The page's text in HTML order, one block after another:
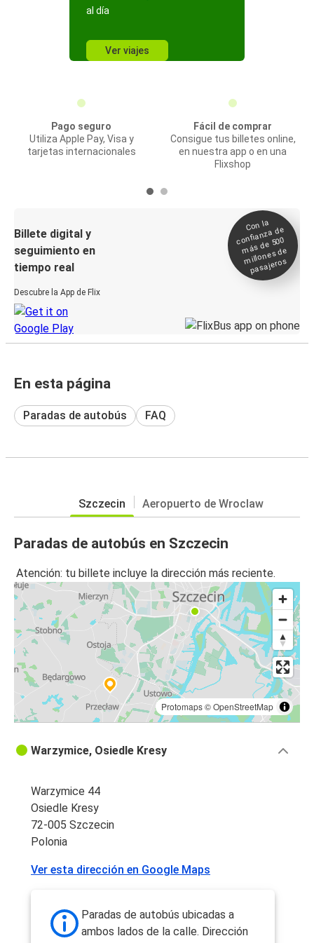
al día
Ver viajes
Pago seguro
Utiliza Apple Pay, Visa y
tarjetas internacionales
Fácil de comprar
Consigue tus billetes online,
en nuestra app o en una
Flixshop
Billete digital y
seguimiento en
tiempo real
Descubre la App de Flix
Con la
confianza de
más de 500
millones de
pasajeros
En esta página
Paradas de autobús FAQ
Szczecin Aeropuerto de Wroclaw
Paradas de autobús en Szczecin
Atención: tu billete incluye la dirección más reciente.
Protomaps©OpenStreetMap
Warzymice, Osiedle Kresy
Warzymice 44
Osiedle Kresy
72-005 Szczecin
Polonia
Ver esta dirección en Google Maps
Paradas de autobús ubicadas a
ambos lados de la calle. Dirección